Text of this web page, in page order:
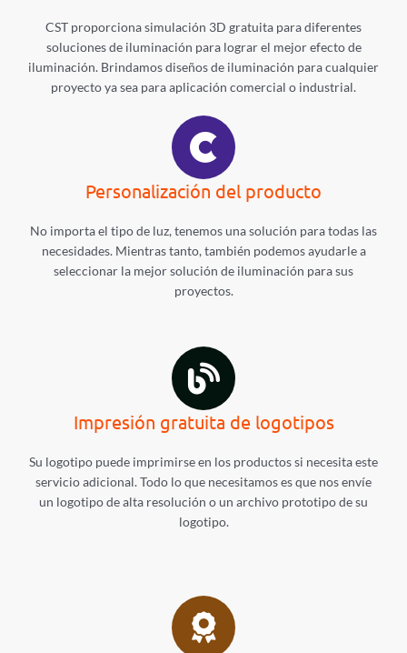
CST proporciona simulación 3D gratuita para diferentes
soluciones de iluminación para lograr el mejor efecto de
iluminación. Brindamos diseños de iluminación para cualquier
proyecto ya sea para aplicación comercial o industrial.
Personalización del producto
No importa el tipo de luz, tenemos una solución para todas las
necesidades. Mientras tanto, también podemos ayudarle a
seleccionar la mejor solución de iluminación para sus
proyectos.
Impresión gratuita de logotipos
Su logotipo puede imprimirse en los productos si necesita este
servicio adicional. Todo lo que necesitamos es que nos envíe
un logotipo de alta resolución o un archivo prototipo de su
logotipo.